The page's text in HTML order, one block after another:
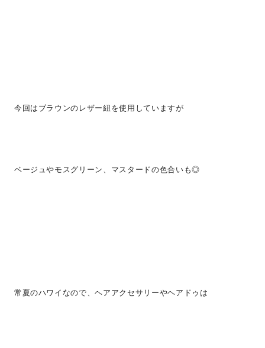
今回はブラウンのレザー紐を使用していますが
ベージュやモスグリーン、マスタードの色合いも◎
常夏のハワイなので、ヘアアクセサリーやヘアドゥは